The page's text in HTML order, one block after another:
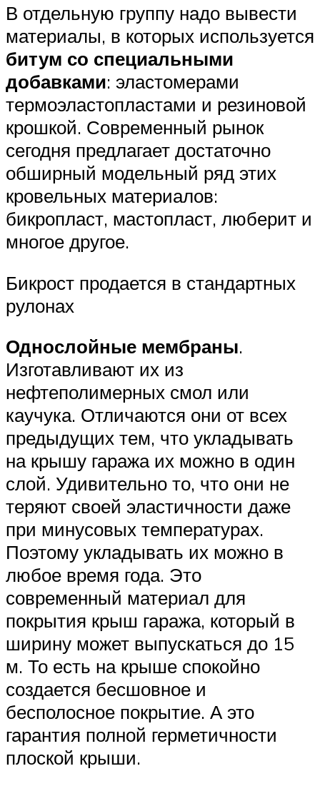
В отдельную группу надо вывести
материалы, в которых используется
битум со специальными
добавками: эластомерами
термоэластопластами и резиновой
крошкой. Современный рынок
сегодня предлагает достаточно
обширный модельный ряд этих
кровельных материалов:
бикропласт, мастопласт, люберит и
многое другое.
Бикрост продается в стандартных
рулонах
Однослойные мембраны.
Изготавливают их из
нефтеполимерных смол или
каучука. Отличаются они от всех
предыдущих тем, что укладывать
на крышу гаража их можно в один
слой. Удивительно то, что они не
теряют своей эластичности даже
при минусовых температурах.
Поэтому укладывать их можно в
любое время года. Это
современный материал для
покрытия крыш гаража, который в
ширину может выпускаться до 15
м. То есть на крыше спокойно
создается бесшовное и
бесполосное покрытие. А это
гарантия полной герметичности
плоской крыши.